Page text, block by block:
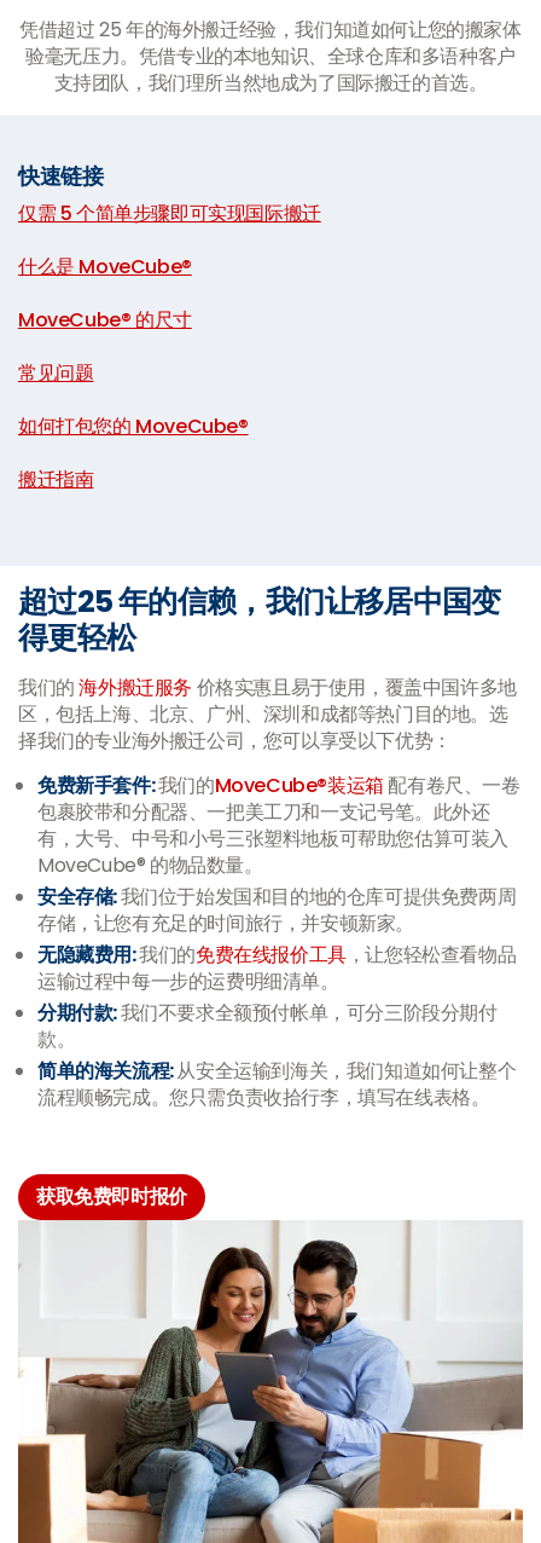
凭借超过 25 年的海外搬迁经验，我们知道如何让您的搬家体
验毫无压力。凭借专业的本地知识、全球仓库和多语种客户
支持团队，我们理所当然地成为了国际搬迁的首选。
快速链接
仅需 5 个简单步骤即可实现国际搬迁
什么是 MoveCube®
MoveCube® 的尺寸
常见问题
如何打包您的 MoveCube®
搬迁指南
超过25 年的信赖，我们让移居中国变
得更轻松
我们的海外搬迁服务 价格实惠且易于使用，覆盖中国许多地
区，包括上海、北京、广州、深圳和成都等热门目的地。选
择我们的专业海外搬迁公司，您可以享受以下优势：
免费新手套件:我们的MoveCube®装运箱 配有卷尺、一卷
包裹胶带和分配器、一把美工刀和一支记号笔。此外还
有，大号、中号和小号三张塑料地板可帮助您估算可装入
MoveCube® 的物品数量。
安全存储:我们位于始发国和目的地的仓库可提供免费两周
存储，让您有充足的时间旅行，并安顿新家。
无隐藏费用:我们的免费在线报价工具，让您轻松查看物品
运输过程中每一步的运费明细清单。
分期付款:我们不要求全额预付帐单，可分三阶段分期付
款。
简单的海关流程:从安全运输到海关，我们知道如何让整个
流程顺畅完成。您只需负责收拾行李，填写在线表格。
获取免费即时报价